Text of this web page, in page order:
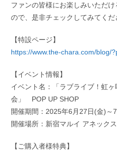
ファンの皆様にお楽しみいただ
ので、是非チェックしてみてくだ
【特設ページ】
https://www.the-chara.com/blog/
【イベント情報】
イベント名：「ラブライブ！虹
会」 POP UP SHOP
開催期間：2025年6月27日(金)～
開催場所：新宿マルイ アネック
【ご購入者様特典】